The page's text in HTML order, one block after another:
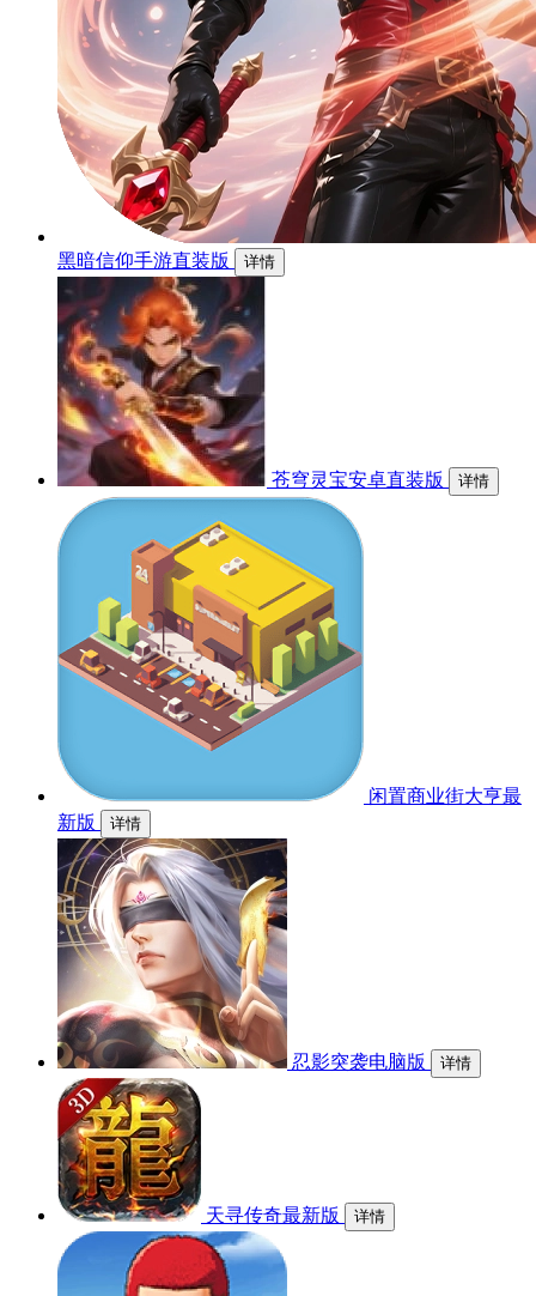
黑暗信仰手游直装版 详情
苍穹灵宝安卓直装版 详情
闲置商业街大亨最
新版
详情
忍影突袭电脑版 详情
天寻传奇最新版 详情